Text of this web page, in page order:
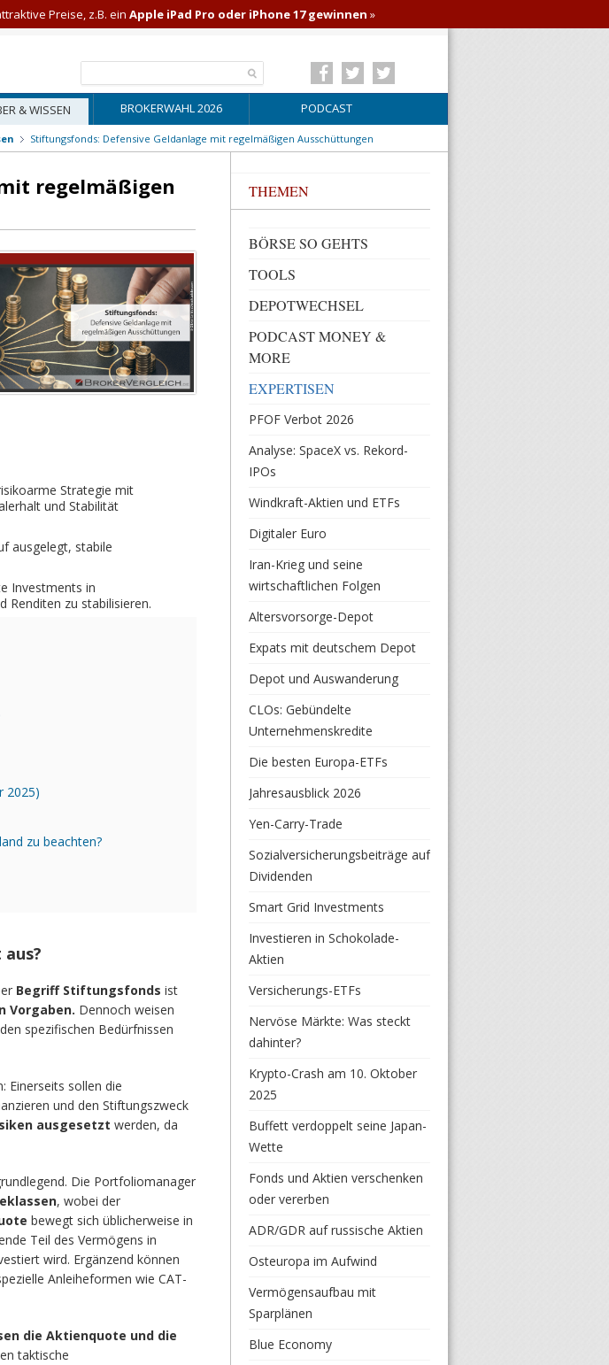
& WISSEN BROKERWAHL 2026 PODCAST
Stiftungsfonds: Defensive Geldanlage mit regelmäßigen Ausschüttungen
THEMEN
BÖRSE SO GEHTS
TOOLS
DEPOTWECHSEL
PODCAST MONEY &
MORE
EXPERTISEN
PFOF Verbot 2026
Analyse: SpaceX vs. Rekord-
IPOs
Windkraft-Aktien und ETFs
Digitaler Euro
Iran-Krieg und seine
wirtschaftlichen Folgen
Altersvorsorge-Depot
Expats mit deutschem Depot
Depot und Auswanderung
CLOs: Gebündelte
Unternehmenskredite
Die besten Europa-ETFs
Jahresausblick 2026
Yen-Carry-Trade
Sozialversicherungsbeiträge auf
Dividenden
Smart Grid Investments
Investieren in Schokolade-
Aktien
Versicherungs-ETFs
Nervöse Märkte: Was steckt
dahinter?
Krypto-Crash am 10. Oktober
2025
Buffett verdoppelt seine Japan-
Wette
Fonds und Aktien verschenken
oder vererben
ADR/GDR auf russische Aktien
Osteuropa im Aufwind
Vermögensaufbau mit
Sparplänen
Blue Economy
regelmäßigen
Strategie mit
und Stabilität
ausgelegt, stabile
Investments in
Renditen zu stabilisieren.
2025)
zu beachten?
Begriff Stiftungsfonds ist
Vorgaben. Dennoch weisen
spezifischen Bedürfnissen
Einerseits sollen die
und den Stiftungszweck
ausgesetzt werden, da
Die Portfoliomanager
, wobei der
bewegt sich üblicherweise in
Teil des Vermögens in
wird. Ergänzend können
Anleiheformen wie CAT-
die Aktienquote und die
taktische
Preise, z.B. ein Apple iPad Pro oder iPhone 17 gewinnen »